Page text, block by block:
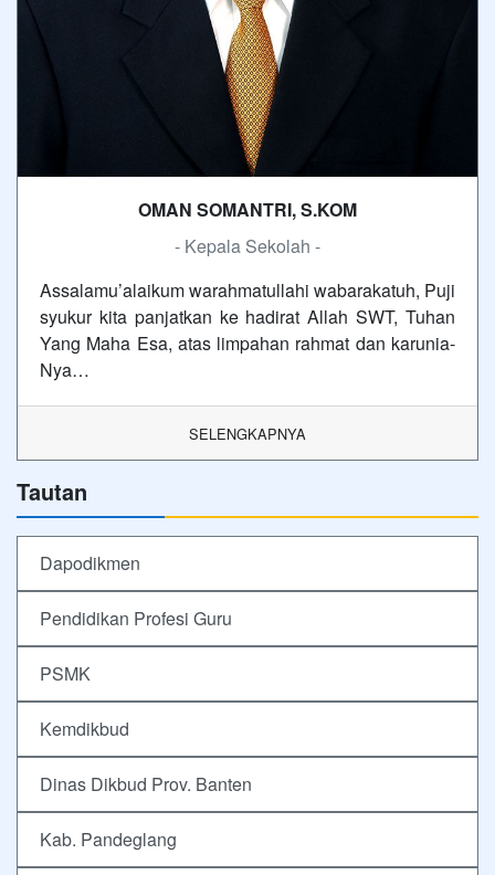
OMAN SOMANTRI, S.KOM
- Kepala Sekolah -
Assalamu’alaikum warahmatullahi wabarakatuh, Puji
syukur kita panjatkan ke hadirat Allah SWT, Tuhan
Yang Maha Esa, atas limpahan rahmat dan karunia-
Nya…
SELENGKAPNYA
Tautan
Dapodikmen
Pendidikan Profesi Guru
PSMK
Kemdikbud
Dinas Dikbud Prov. Banten
Kab. Pandeglang